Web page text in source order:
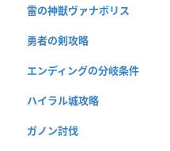
雷の神獣ヴァナボリス
勇者の剣攻略
エンディングの分岐条件
ハイラル城攻略
ガノン討伐